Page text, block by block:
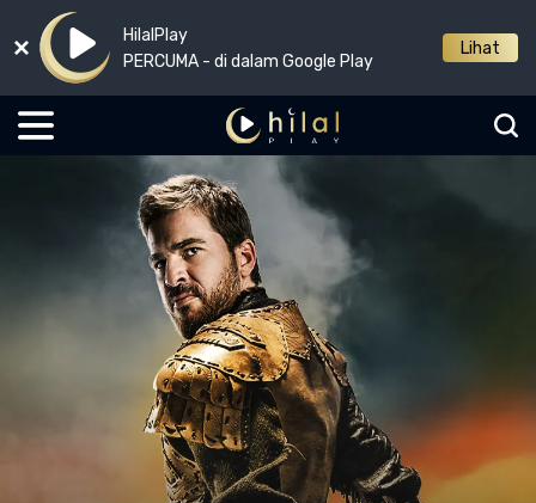
HilalPlay
PERCUMA - di dalam Google Play
Lihat